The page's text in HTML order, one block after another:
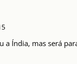
a Índia, mas será